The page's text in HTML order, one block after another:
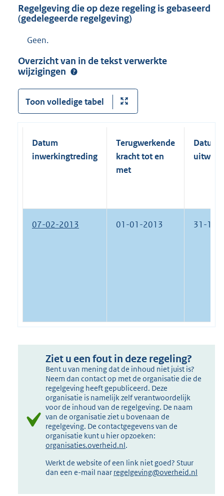
Regelgeving die op deze regeling is gebaseerd
(gedelegeerde regelgeving)
Geen.
Overzicht van in de tekst verwerkte
wijzigingen
Toon volledige tabel
Datum
inwerkingtreding
Terugwerkende
kracht tot en
met
Datum
07-02-2013 01-01-2013 31-12-
Ziet u een fout in deze regeling?
Bent u van mening dat de inhoud niet juist is?
Neem dan contact op met de organisatie die de
regelgeving heeft gepubliceerd. Deze
organisatie is namelijk zelf verantwoordelijk
voor de inhoud van de regelgeving. De naam
van de organisatie ziet u bovenaan de
regelgeving. De contactgegevens van de
organisatie kunt u hier opzoeken:
organisaties.overheid.nl.
Werkt de website of een link niet goed? Stuur
dan een e-mail naar regelgeving@overheid.nl